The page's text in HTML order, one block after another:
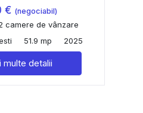
€ (negociabil)
camere de vânzare
51.9 mp 2025
multe detalii